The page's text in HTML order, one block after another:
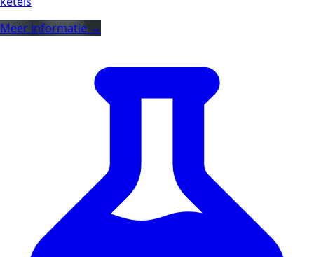
Meer informatie →